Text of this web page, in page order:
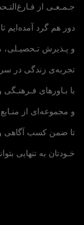
جـمـعـی از
دور هم گرد آمده‌ایم
و پـذیرش تـحصیـلی،
تجربه‌ی زندگی در
با بـاورهای
و مجموعه‌ای از
تا ضمن کسب آگاهی
خـودتان به تنهایی